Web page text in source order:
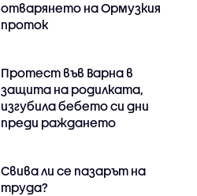
отварянето на Ормузкия
проток
Протест във Варна в
защита на родилката,
изгубила бебето си дни
преди раждането
Свива ли се пазарът на
труда?